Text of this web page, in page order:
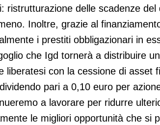
ristrutturazione delle scadenze
Inoltre, grazie al
i prestiti obbligazionari in
che Igd tornerà a distribuire
liberatesi con la cessione di asset
pari a 0,10 euro per
a lavorare per ridurre
le migliori opportunità che si